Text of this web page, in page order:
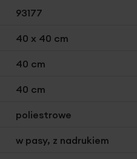
93177
40 x 40 cm
40 cm
40 cm
poliestrowe
w pasy, z nadrukiem